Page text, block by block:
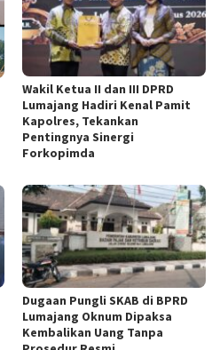
Wakil Ketua II dan III DPRD
Lumajang Hadiri Kenal Pamit
Kapolres, Tekankan
Pentingnya Sinergi
Forkopimda
Dugaan Pungli SKAB di BPRD
Lumajang Oknum Dipaksa
Kembalikan Uang Tanpa